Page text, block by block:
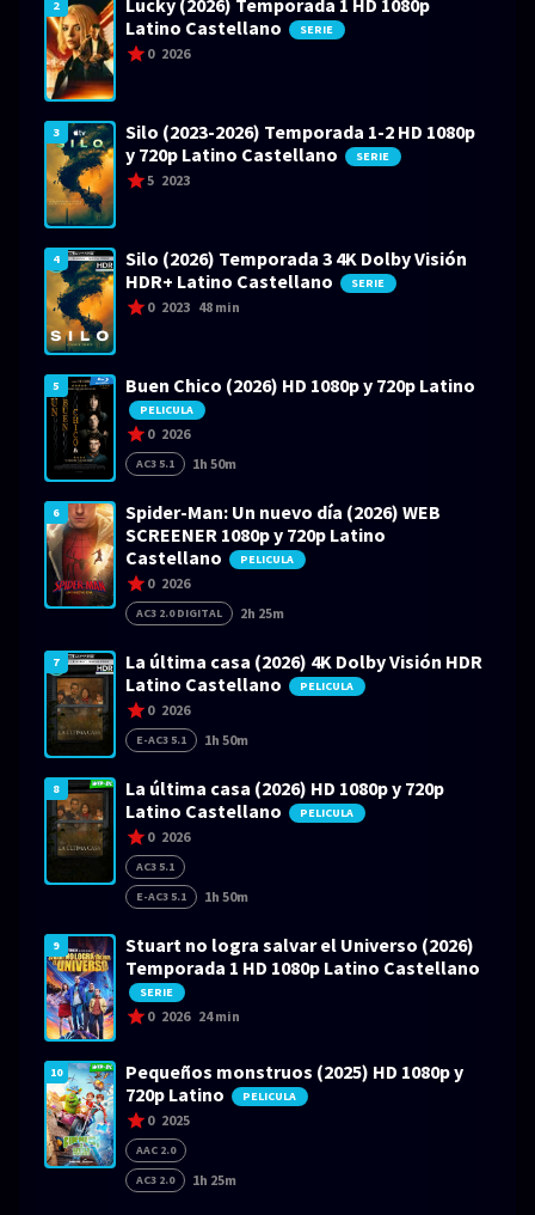
2
Lucky (2026) Temporada 1 HD 1080p
Latino Castellano
SERIE
0 2026
3
Silo (2023-2026) Temporada 1-2 HD 1080p
y 720p Latino Castellano
SERIE
5 2023
4
Silo (2026) Temporada 3 4K Dolby Visión
HDR+ Latino Castellano
SERIE
0 2023 48 min
5 Buen Chico (2026) HD 1080p y 720p Latino
PELICULA
0 2026
AC3 5.1 1h 50m
6
Spider-Man: Un nuevo día (2026) WEB
SCREENER 1080p y 720p Latino
Castellano
PELICULA
0 2026
AC3 2.0 DIGITAL 2h 25m
7
La última casa (2026) 4K Dolby Visión HDR
Latino Castellano
PELICULA
0 2026
E-AC3 5.1 1h 50m
8
La última casa (2026) HD 1080p y 720p
Latino Castellano
PELICULA
0 2026
AC3 5.1
E-AC3 5.1
1h 50m
9
Stuart no logra salvar el Universo (2026)
Temporada 1 HD 1080p Latino Castellano
SERIE
0 2026 24 min
10
Pequeños monstruos (2025) HD 1080p y
720p Latino
PELICULA
0 2025
AAC 2.0
AC3 2.0
1h 25m